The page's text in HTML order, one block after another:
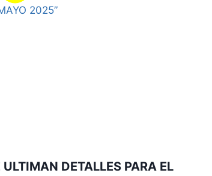
ULTIMAN DETALLES PARA EL